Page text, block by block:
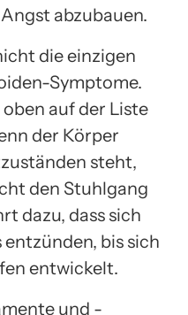
abzubauen.
die einzigen
Symptome.
auf der Liste
der Körper
steht,
den Stuhlgang
dazu, dass sich
bis sich
entwickelt.
und -